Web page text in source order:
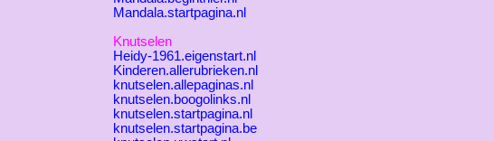
Mandala.startpagina.nl
Knutselen
Heidy-1961.eigenstart.nl
Kinderen.allerubrieken.nl
knutselen.allepaginas.nl
knutselen.boogolinks.nl
knutselen.startpagina.nl
knutselen.startpagina.be